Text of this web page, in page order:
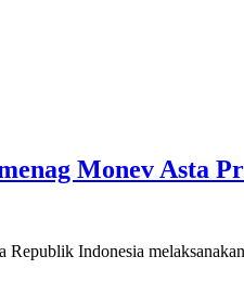
Monev Asta
Indonesia